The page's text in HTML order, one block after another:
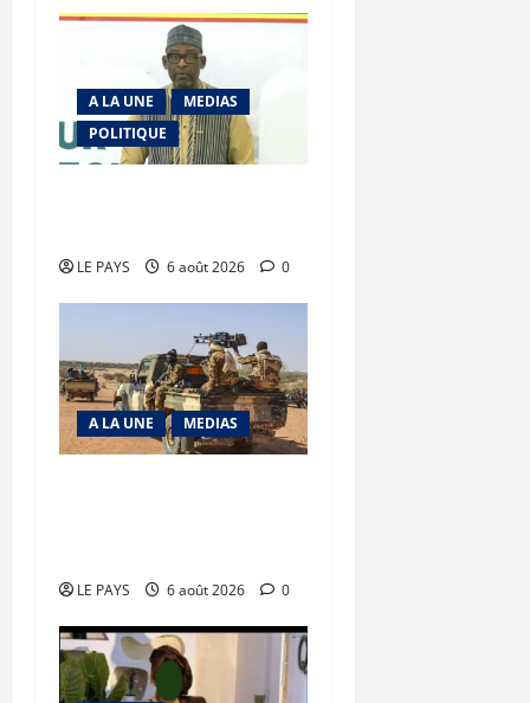
A LA UNE
MEDIAS
POLITIQUE
LE PAYS 6 août 2026 0
A LA UNE MEDIAS
LE PAYS 6 août 2026 0